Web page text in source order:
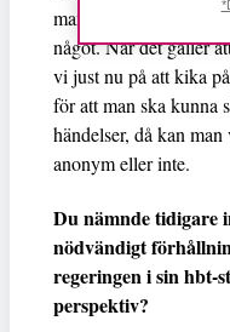
man inte tror att en
något. När det gäller
vi just nu på att kika
för att man ska kunna
händelser, då kan
anonym eller inte.
Du nämnde tidigare
nödvändigt
regeringen i sin hbt-
perspektiv?